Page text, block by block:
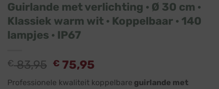
Guirlande met verlichting · Ø 30 cm ·
Klassiek warm wit · Koppelbaar · 140
lampjes · IP67
€83,95 € 75,95
Professionele kwaliteit koppelbare guirlande met